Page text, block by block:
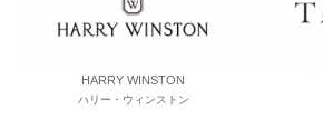
HARRY WINSTON
ハリー・ウィンストン